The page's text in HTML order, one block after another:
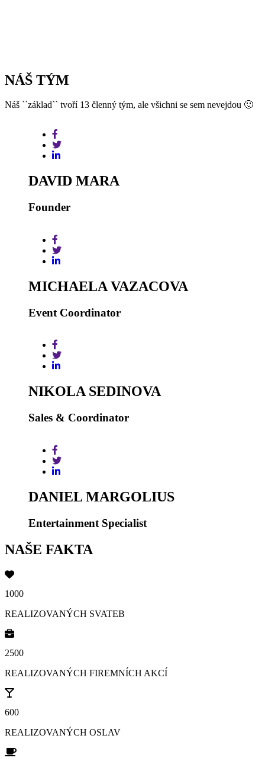
NÁŠ TÝM
Náš ``základ`` tvoří 13 členný tým, ale všichni se sem nevejdou 🙂
DAVID MARA
Founder
MICHAELA VAZACOVA
Event Coordinator
NIKOLA SEDINOVA
Sales & Coordinator
DANIEL MARGOLIUS
Entertainment Specialist
NAŠE FAKTA
1000
REALIZOVANÝCH SVATEB
2500
REALIZOVANÝCH FIREMNÍCH AKCÍ
600
REALIZOVANÝCH OSLAV